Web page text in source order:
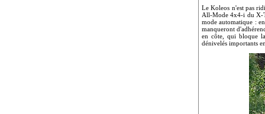
Le Koleos n'est pas
All-Mode 4x4-i du X-
mode automatique :
manqueront
en côte, qui bloque
dénivelés importants